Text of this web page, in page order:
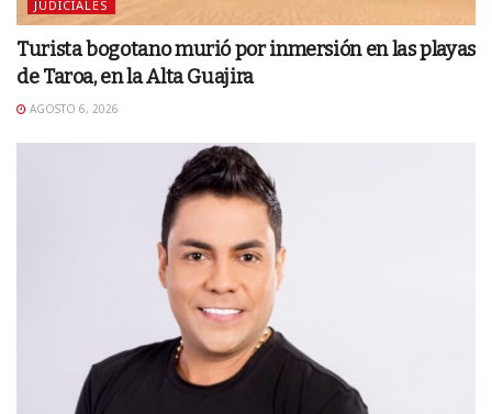
JUDICIALES
Turista bogotano murió por inmersión en las playas
de Taroa, en la Alta Guajira
AGOSTO 6, 2026